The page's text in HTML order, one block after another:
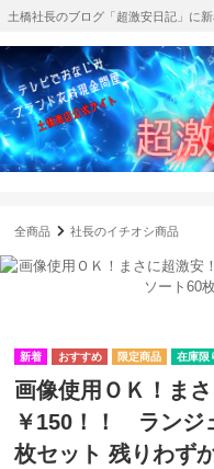
土橋社長のブログ「超激安日記」に
全商品 社長のイチオシ商品
在庫限
画像使用ＯＫ！ま
￥150！！ ランジ
枚セット 残りわず